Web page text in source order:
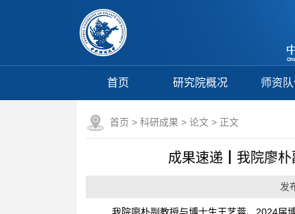
首页 研究院概况 师资
首页 > 科研成果 > 论文 > 正文
成果速递┃我院廖朴
发